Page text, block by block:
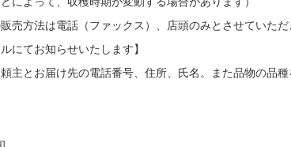
販売方法は電話（ファックス）、店頭のみとさせてい
にてお知らせいたします】
主とお届け先の電話番号、住所、氏名。また品物の品種